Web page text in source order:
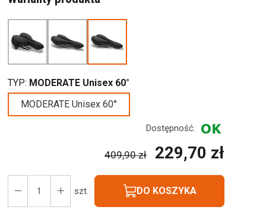
TYP: MODERATE Unisex 60°
MODERATE Unisex 60°
Dostępność:
409,90 zł 229,70 zł
szt. DO KOSZYKA